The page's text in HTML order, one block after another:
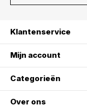
Klantenservice
Mijn account
Categorieën
Over ons